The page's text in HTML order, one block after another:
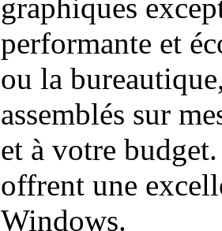
graphiques
performante et
ou la
assemblés sur
et à votre
offrent une
Windows.